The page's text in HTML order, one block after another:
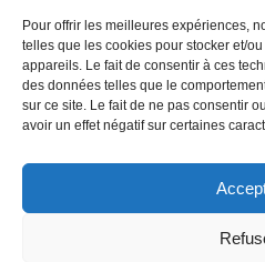
Pour offrir les meilleures expériences,
telles que les cookies pour stocker et/
appareils. Le fait de consentir à ces
des données telles que le
sur ce site. Le fait de ne pas consentir
avoir un effet négatif sur certaines
Obtenez toutes les dernières
événements et les mises à jour.
Faites un don